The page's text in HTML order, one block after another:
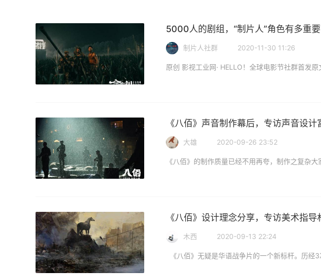
5000人的剧组，“制片人”角色有多重
制片人社群 2020-11-30 11:26
原创 影视工业网· HELLO！全球电影节社群首
《八佰》声音制作幕后，专访声音设计
大雄 2020-09-26 23:52
《八佰》设计理念分享，专访美术指导
木西 2020-09-13 22:24